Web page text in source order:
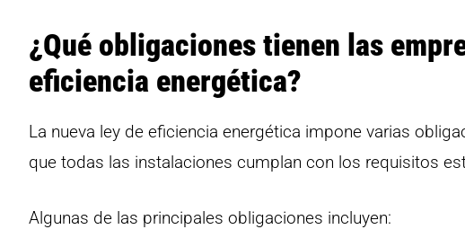
¿Qué obligaciones tienen las
eficiencia energética?
La nueva ley de eficiencia energética impone varias
que todas las instalaciones cumplan con los requisitos
Algunas de las principales obligaciones incluyen: